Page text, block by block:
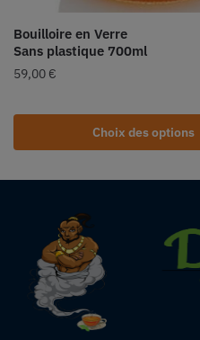
Bouilloire en Verre
Sans plastique 700ml
59,00 €
Choix des options